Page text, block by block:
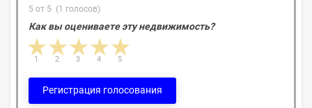
5 от 5 (1 голосов)
Как вы оцениваете эту недвижимость?
4 stars
3 stars
2 stars
1 star 5
4
3
2
1
Регистрация голосования